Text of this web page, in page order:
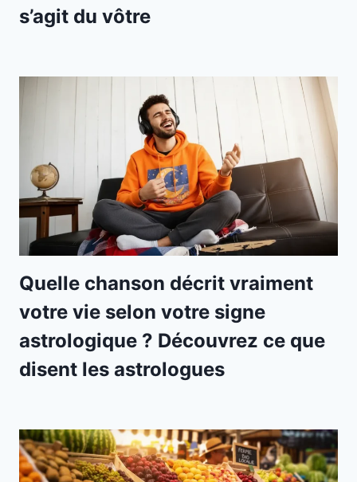
s’agit du vôtre
Quelle chanson décrit vraiment
votre vie selon votre signe
astrologique ? Découvrez ce que
disent les astrologues